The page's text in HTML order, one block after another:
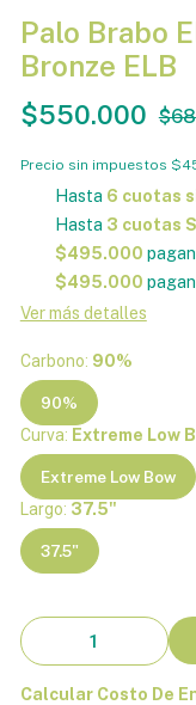
Palo Brabo
Bronze ELB
$550.000
Precio sin impuestos
Hasta 6 cuotas
Hasta 3 cuotas
$495.000
$495.000
Ver más detalles
Carbono: 90%
90%
Curva: Extreme Low
Extreme Low Bow
Largo: 37.5"
37.5"
Calcular Costo De